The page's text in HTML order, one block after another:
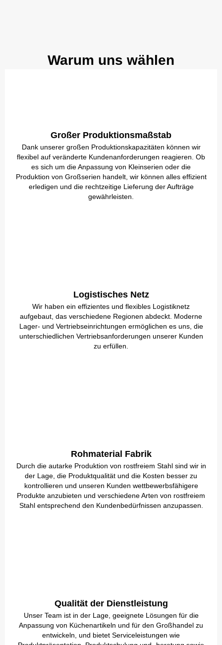
Warum uns wählen
Großer Produktionsmaßstab
Dank unserer großen Produktionskapazitäten können wir
flexibel auf veränderte Kundenanforderungen reagieren. Ob
es sich um die Anpassung von Kleinserien oder die
Produktion von Großserien handelt, wir können alles effizient
erledigen und die rechtzeitige Lieferung der Aufträge
gewährleisten.
Logistisches Netz
Wir haben ein effizientes und flexibles Logistiknetz
aufgebaut, das verschiedene Regionen abdeckt. Moderne
Lager- und Vertriebseinrichtungen ermöglichen es uns, die
unterschiedlichen Vertriebsanforderungen unserer Kunden
zu erfüllen.
Rohmaterial Fabrik
Durch die autarke Produktion von rostfreiem Stahl sind wir in
der Lage, die Produktqualität und die Kosten besser zu
kontrollieren und unseren Kunden wettbewerbsfähigere
Produkte anzubieten und verschiedene Arten von rostfreiem
Stahl entsprechend den Kundenbedürfnissen anzupassen.
Qualität der Dienstleistung
Unser Team ist in der Lage, geeignete Lösungen für die
Anpassung von Küchenartikeln und für den Großhandel zu
entwickeln, und bietet Serviceleistungen wie